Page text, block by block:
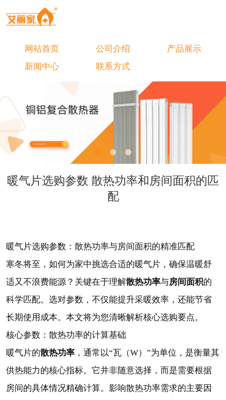
网站首页 公司介绍
产品展示
新闻中心
联系方式
暖气片选购参数 散热功率和房间面积的匹
配
暖气片选购参数：散热功率与房间面积的精准匹配
寒冬将至，如何为家中挑选合适的暖气片，确保温暖舒
适又不浪费能源？关键在于理解散热功率与房间面积的
科学匹配。选对参数，不仅能提升采暖效率，还能节省
长期使用成本。本文将为您清晰解析核心选购要点。
核心参数：散热功率的计算基础
暖气片的散热功率，通常以“瓦（W）”为单位，是衡量其
供热能力的核心指标。它并非随意选择，而是需要根据
房间的具体情况精确计算。影响散热功率需求的主要因